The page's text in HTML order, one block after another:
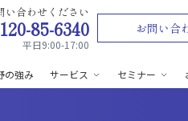
い合わせください
85-6340
平日9:00-17:00
お問い合
の強み サービス セミナー